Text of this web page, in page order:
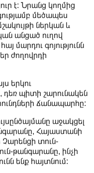
է: Նրանց կողմից
մեծապես
ներկան և
անցած ուղով
մարդու գոյությունն
ժողովրդի
երկու
պիտի շարունակեն
ճանապարհը:
աջակցել
Հայաստանի
տուն-
թանգարանը, ինչի
ենք հայտնում: